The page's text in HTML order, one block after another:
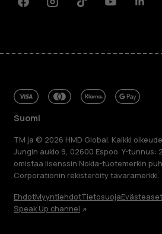
FacebookInstagramTiktokYoutube
Suomi
TM ja © 2026 HMD Global. Kaikki
Jungin aukio 9, 02600 Espoo. Y-tunnus:
omistaa lisenssin Nokia-tuotemerkin
Corporationin rekisteröity tavaramerkki.
EhdotMyyntiehdotTietosuoja
Speak Up channel